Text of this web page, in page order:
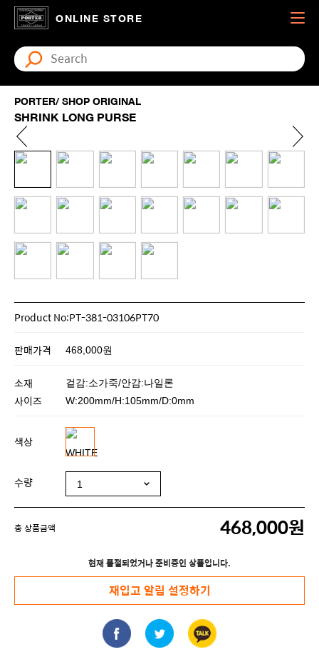
ONLINE STORE
PORTER/ SHOP ORIGINAL
SHRINK LONG PURSE
Product No:PT-381-03106PT70
판매가격 468,000원
소재 겉감:소가죽/안감:나일론
사이즈 W:200mm/H:105mm/D:0mm
색상
수량
총 상품금액 468,000원
현재 품절되었거나 준비중인 상품입니다.
재입고 알림 설정하기